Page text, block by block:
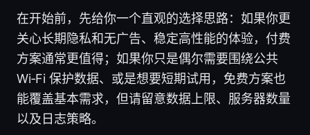
在开始前，先给你一个直观的选择思路：如果你更
关心长期隐私和无广告、稳定高性能的体验，付费
方案通常更值得；如果你只是偶尔需要围绕公共
Wi‑Fi 保护数据、或是想要短期试用，免费方案也
能覆盖基本需求，但请留意数据上限、服务器数量
以及日志策略。